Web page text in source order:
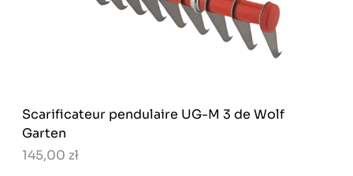
Scarificateur pendulaire UG-M 3 de Wolf
Garten
145,00 zł